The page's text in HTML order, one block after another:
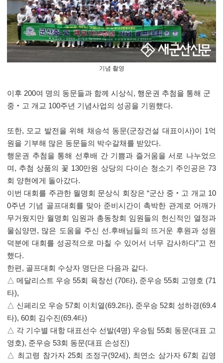
기념 촬영
이후 200여 명의 동문들과 함께 시상식, 행운권 추첨을 통해 군
중 ‧ 고 개교 100주년 기념사업의 성공을 기원했다.
또한, 모교 발전을 위해 채승석 동문(군장건설 대표이사)이 1억
원을 기부해 많은 동문들의 박수갈채를 받았다.
행운권 추첨을 통해 선후배 간 기쁨과 즐거움을 서로 나누었으
며 , 추첨 상품의 꽃 130만원 상당의 다이슨 청소기 주인공은73
회 양현에게 돌아갔다.
이번 대회를 주관한 월명회 문상식 회장은 “군산 중 ‧ 고 개교 10
0주년 기념 골프대회를 맞아 준비시간이 촉박한 관계로 어깨가
무거웠지만 월명회 임원과 총동창회 임원들의 헌신적인 열정과
물심양면 , 많은 도움을 주신 선 .후배님들의 뜨거운 후원과 성원
덕분에 대회를 성공적으로 마칠 수 있어서 너무 감사하다”고 전
했다.
한편 , 골프대회 수상자 명단은 다음과 같다.
△ 메달리스트 우승55회 육창선 (70타), 준우승 55회 고영호 (71
타),
△ 신페리오 우승 57회 이치열(69.2타), 준우승 52회 성하경(69.4
타), 60회 김수진 (69.4타)
△ 각 기수별 대항 대표선수 선발(4명) 우승팀 55회 동문(대표 고
영호), 준우승 53회 동문(대표 손성진 )
△ 최고령 참가자 25회 조정구(92세), 최연소 삼가자 67회 김영